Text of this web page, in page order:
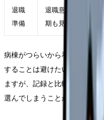
退職
準備
退職意思が固く、
期も見えている
病棟がつらいから看護師を辞
することは避けたい動きです
ますが、記録と比較がないま
選んでしまうことがあります。